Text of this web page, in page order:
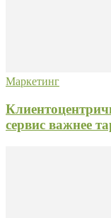
Маркетинг
сервис важнее